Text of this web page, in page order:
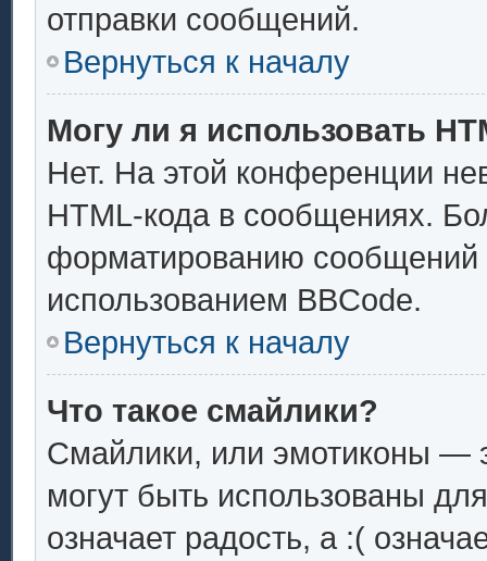
отправки сообщений.
Вернуться к началу
Могу ли я использовать
Нет. На этой конференции
HTML-кода в сообщениях.
форматированию сообщений
использованием BBCode.
Вернуться к началу
Что такое смайлики?
Смайлики, или эмотиконы —
могут быть использованы
означает радость, а :(